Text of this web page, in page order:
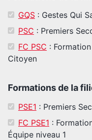
GQS : Gestes Qui
PSC : Premiers
FC PSC :
Citoyen
Formations de la
PSE1 : Premiers
FC PSE1 :
Équipe niveau 1